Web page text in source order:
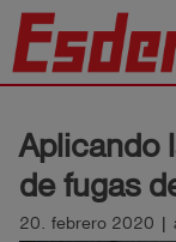
Blog
Aplicaciones
Aplicando
de fugas
20. febrero 2020 |